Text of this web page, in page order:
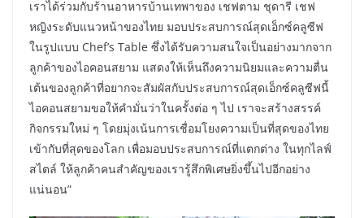
เราได้ร่วมกับร้านอาหารบ้านเทพาของ เชฟตาม ชุดารี เชฟ
หญิงระดับแนวหน้าของไทย มอบประสบการณ์สุดเอ็กซ์คลูซีฟ
ในรูปแบบ Chef’s Table ซึ่งได้รับความสนใจเป็นอย่างมากจาก
ลูกค้าของไอคอนสยาม แสดงให้เห็นถึงความนิยมและความตื่น
เต้นของลูกค้าที่อยากจะสัมผัสกับประสบการณ์สุดเอ็กซ์คลูซีฟนี้
ไอคอนสยามขอให้คำมั่นว่าในครั้งต่อ ๆ ไป เราจะสร้างสรรค์
กิจกรรมใหม่ ๆ โดยมุ่งเน้นการเชื่อมโยงความเป็นที่สุดของไทย
เข้ากับที่สุดของโลก เพื่อมอบประสบการณ์ที่แตกต่าง ในทุกไลฟ์
สไตล์ ให้ลูกค้าคนสำคัญของเรารู้สึกพิเศษยิ่งขึ้นไปอีกอย่าง
แน่นอน”